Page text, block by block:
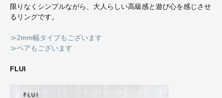
限りなくシンプルながら、大人らしい高級感と遊び心を感じさせ
るリングです。
≫2mm幅タイプもございます
≫ペアもございます
FLUI